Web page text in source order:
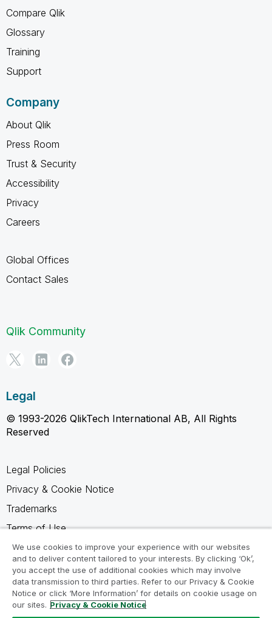
Compare Qlik
Glossary
Training
Support
Company
About Qlik
Press Room
Trust & Security
Accessibility
Privacy
Careers
Global Offices
Contact Sales
Qlik Community
Legal
© 1993-2026 QlikTech International AB, All Rights
Reserved
Legal Policies
Privacy & Cookie Notice
Trademarks
Terms of Use
Legal Agreements
Product Terms
Do not share my info
We use cookies to improve your experience with our websites
and to deliver content tailored to your interests. By clicking ‘Ok’,
you accept the use of additional cookies which may involve
data transmission to third parties. Refer to our Privacy & Cookie
Notice or click ‘More Information’ for details on cookie usage on
our sites. Privacy & Cookie Notice